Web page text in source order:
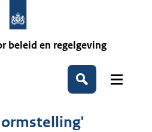
beleid en regelgeving
Zoeken